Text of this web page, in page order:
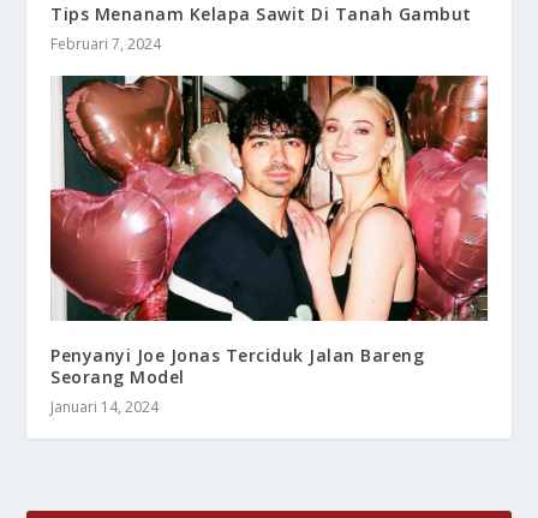
Tips Menanam Kelapa Sawit Di Tanah Gambut
Februari 7, 2024
Penyanyi Joe Jonas Terciduk Jalan Bareng
Seorang Model
Januari 14, 2024